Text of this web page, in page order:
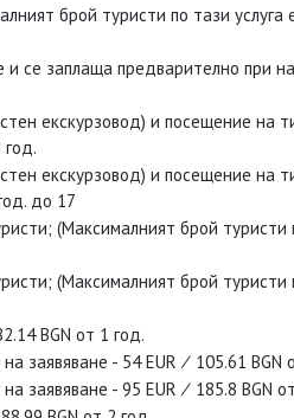
брой туристи по тази услуга
се заплаща предварително при
екскурзовод) и посещение на
екскурзовод) и посещение на
до 17
(Максималният брой туристи
(Максималният брой туристи
BGN от 1 год.
заявяване - 54 EUR ∕ 105.61 BGN
заявяване - 95 EUR ∕ 185.8 BGN